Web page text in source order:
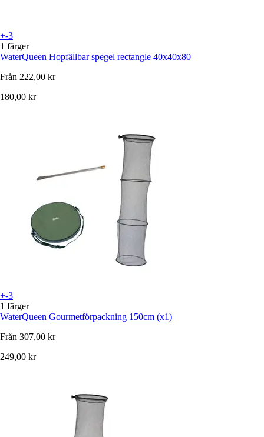
+-3
1 färger
WaterQueen Hopfällbar spegel rectangle 40x40x80
Från 222,00 kr
180,00 kr
+-3
1 färger
WaterQueen Gourmetförpackning 150cm (x1)
Från 307,00 kr
249,00 kr